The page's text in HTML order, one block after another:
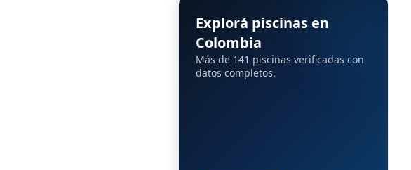
Explorá piscinas en
Colombia
Más de 141 piscinas verificadas con
datos completos.